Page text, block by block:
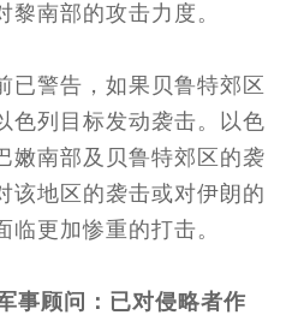
黎南部的攻击力度。
警告，如果贝鲁特郊区
色列目标发动袭击。以色
嫩南部及贝鲁特郊区的袭
该地区的袭击或对伊朗的
更加惨重的打击。
事顾问：已对侵略者作